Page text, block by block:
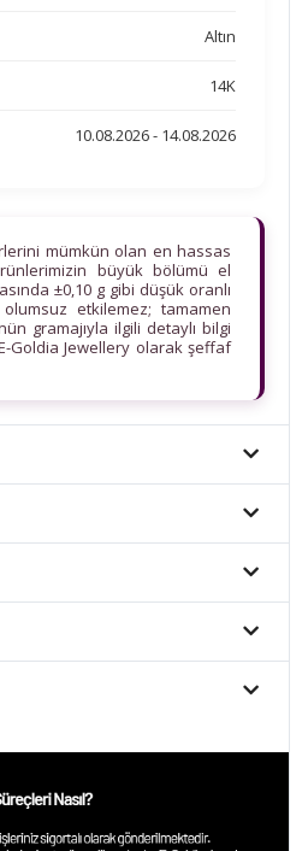
Altın
14K
10.08.2026 - 14.08.2026
mümkün olan en hassas
büyük bölümü el
±0,10 g gibi düşük oranlı
etkilemez; tamamen
gramajıyla ilgili detaylı bilgi
Goldia Jewellery olarak şeffaf